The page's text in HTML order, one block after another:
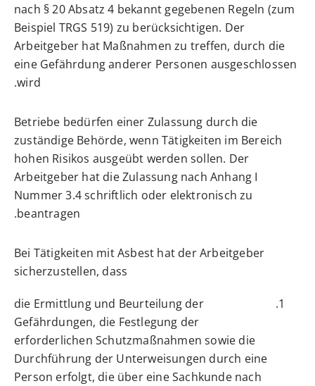
nach § 20 Absatz 4 bekannt gegebenen Regeln (zum
Beispiel TRGS 519) zu berücksichtigen. Der
Arbeitgeber hat Maßnahmen zu treffen, durch die
eine Gefährdung anderer Personen ausgeschlossen
wird.
Betriebe bedürfen einer Zulassung durch die
zuständige Behörde, wenn Tätigkeiten im Bereich
hohen Risikos ausgeübt werden sollen. Der
Arbeitgeber hat die Zulassung nach Anhang I
Nummer 3.4 schriftlich oder elektronisch zu
beantragen.
Bei Tätigkeiten mit Asbest hat der Arbeitgeber
sicherzustellen, dass
die Ermittlung und Beurteilung der
Gefährdungen, die Festlegung der
erforderlichen Schutzmaßnahmen sowie die
Durchführung der Unterweisungen durch eine
Person erfolgt, die über eine Sachkunde nach